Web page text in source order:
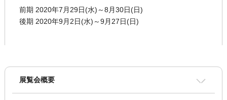
前期 2020年7月29日(水)～8月30日(日)
後期 2020年9月2日(水)～9月27日(日)
展覧会概要